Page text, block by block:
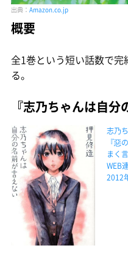
出典： Amazon.co.jp
概要
全1巻という短い話数で
る。
『志乃ちゃんは自分
志乃
『惡
まく
WEB
2012